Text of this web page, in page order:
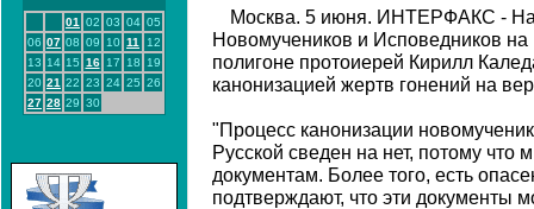
01 02 03 04 05
06 07 08 09 10 11
12
13 14 15 16 17 18
19
20 21 22 23 24 25 26
27 28 29 30
Москва. 5 июня. ИНТЕРФАКС -
Новомучеников и Исповедников
полигоне протоиерей Кирилл
канонизацией жертв гонений на
"Процесс канонизации
Русской сведен на нет, потому что
документам. Более того, есть
подтверждают, что эти документы